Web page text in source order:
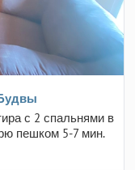
с 2 спальнями в
пешком 5-7 мин.